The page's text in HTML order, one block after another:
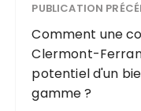
PUBLICATION
Comment une
Clermont-
potentiel d'un
gamme ?